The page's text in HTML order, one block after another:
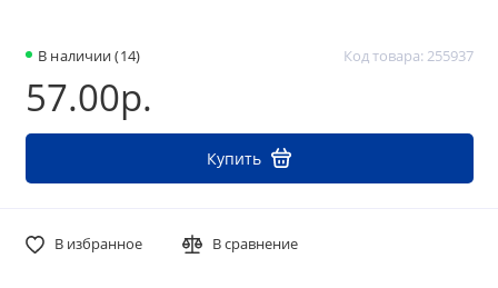
В наличии (14) Код товара: 255937
57.00р.
Купить
В избранное В сравнение